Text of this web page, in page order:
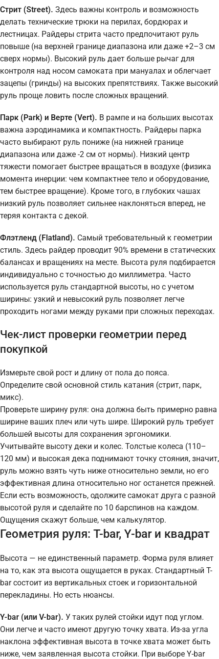
Стрит (Street). Здесь важны контроль и возможность
делать технические трюки на перилах, бордюрах и
лестницах. Райдеры стрита часто предпочитают руль
повыше (на верхней границе диапазона или даже +2–3 см
сверх нормы). Высокий руль дает больше рычаг для
контроля над носом самоката при мануалах и облегчает
зацепы (гринды) на высоких препятствиях. Также высокий
руль проще ловить после сложных вращений.
Парк (Park) и Верте (Vert). В рампе и на больших высотах
важна аэродинамика и компактность. Райдеры парка
часто выбирают руль пониже (на нижней границе
диапазона или даже -2 см от нормы). Низкий центр
тяжести помогает быстрее вращаться в воздухе (физика
момента инерции: чем компактнее тело и оборудование,
тем быстрее вращение). Кроме того, в глубоких чашах
низкий руль позволяет сильнее наклоняться вперед, не
теряя контакта с декой.
Флэтленд (Flatland). Самый требовательный к геометрии
стиль. Здесь райдер проводит 90% времени в статических
балансах и вращениях на месте. Высота руля подбирается
индивидуально с точностью до миллиметра. Часто
используется руль стандартной высоты, но с учетом
ширины: узкий и невысокий руль позволяет легче
проходить ногами между руками при сложных переходах.
Чек-лист проверки геометрии перед
покупкой
Измерьте свой рост и длину от пола до пояса.
Определите свой основной стиль катания (стрит, парк,
микс).
Проверьте ширину руля: она должна быть примерно равна
ширине ваших плеч или чуть шире. Широкий руль требует
большей высоты для сохранения эргономики.
Учитывайте высоту деки и колес. Толстые колеса (110–
120 мм) и высокая дека поднимают точку стояния, значит,
руль можно взять чуть ниже относительно земли, но его
эффективная длина относительно ног останется прежней.
Если есть возможность, одолжите самокат друга с разной
высотой руля и сделайте по 10 барспинов на каждом.
Ощущения скажут больше, чем калькулятор.
Геометрия руля: T-bar, Y-bar и квадрат
Высота — не единственный параметр. Форма руля влияет
на то, как эта высота ощущается в руках. Стандартный T-
bar состоит из вертикальных стоек и горизонтальной
перекладины. Но есть нюансы.
Y-bar (или V-bar). У таких рулей стойки идут под углом.
Они легче и часто имеют другую точку хвата. Из-за угла
наклона эффективная высота в точке хвата может быть
ниже, чем заявленная высота стойки. При выборе Y-bar